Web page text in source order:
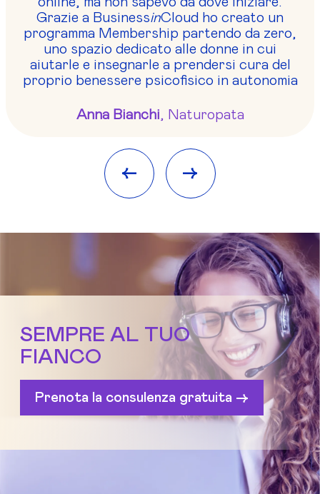
Grazie a BusinessinCloud ho creato un
programma Membership partendo da zero,
uno spazio dedicato alle donne in cui
aiutarle e insegnarle a prendersi cura del
proprio benessere psicofisico in autonomia
Anna Bianchi, Naturopata
<- ->
SEMPRE AL TUO
FIANCO
Prenota la consulenza gratuita ->